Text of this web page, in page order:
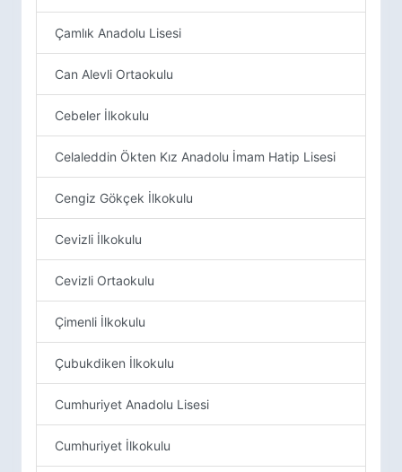
Çamlık Anadolu Lisesi
Can Alevli Ortaokulu
Cebeler İlkokulu
Celaleddin Ökten Kız Anadolu İmam Hatip Lisesi
Cengiz Gökçek İlkokulu
Cevizli İlkokulu
Cevizli Ortaokulu
Çimenli İlkokulu
Çubukdiken İlkokulu
Cumhuriyet Anadolu Lisesi
Cumhuriyet İlkokulu